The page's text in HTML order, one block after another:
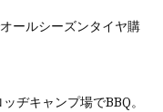
ールシーズンタイヤ購
ヂキャンプ場でBBQ。